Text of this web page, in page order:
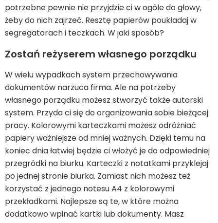
potrzebne pewnie nie przyjdzie ci w ogóle do głowy,
żeby do nich zajrzeć. Resztę papierów poukładaj w
segregatorach i teczkach. W jaki sposób?
Zostań reżyserem własnego porządku
W wielu wypadkach system przechowywania
dokumentów narzuca firma. Ale na potrzeby
własnego porządku możesz stworzyć także autorski
system. Przyda ci się do organizowania sobie bieżącej
pracy. Kolorowymi karteczkami możesz odróżniać
papiery ważniejsze od mniej ważnych. Dzięki temu na
koniec dnia łatwiej będzie ci włożyć je do odpowiedniej
przegródki na biurku. Karteczki z notatkami przyklejaj
po jednej stronie biurka. Zamiast nich możesz też
korzystać z jednego notesu A4 z kolorowymi
przekładkami. Najlepsze są te, w które można
dodatkowo wpinać kartki lub dokumenty. Masz